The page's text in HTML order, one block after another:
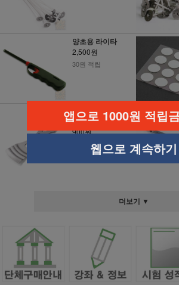
양초용 라이타
2,500원
30원 적립
스테인레스 심지
홀더
900원
10원 적립
더보기 ▼
앱으로 1000원 적립
웹으로 계속하기